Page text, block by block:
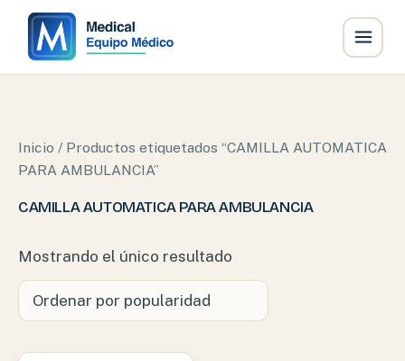
Inicio / Productos etiquetados “CAMILLA AUTOMATICA
PARA AMBULANCIA”
CAMILLA AUTOMATICA PARA AMBULANCIA
Mostrando el único resultado